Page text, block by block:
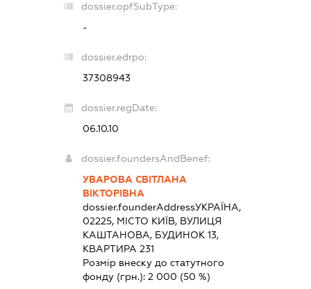
dossier.opfSubType:
-
dossier.edrpo:
37308943
dossier.regDate:
06.10.10
dossier.foundersAndBenef:
УВАРОВА СВІТЛАНА
ВІКТОРІВНА
dossier.founderAddressУКРАЇНА,
02225, МІСТО КИЇВ, ВУЛИЦЯ
КАШТАНОВА, БУДИНОК 13,
КВАРТИРА 231
Розмір внеску до статутного
фонду (грн.): 2 000 (50 %)